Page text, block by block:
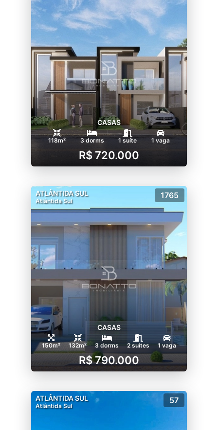
CASAS
118m² 3 dorms 1 suíte 1 vaga
R$ 720.000
ATLÂNTIDA SUL
Atlântida Sul
1765
CASAS
150m² 132m² 3 dorms 2 suítes 1 vaga
R$ 790.000
ATLÂNTIDA SUL
Atlântida Sul
57